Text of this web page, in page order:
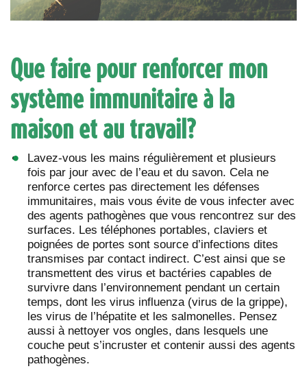
Que faire pour renforcer mon
système immunitaire à la
maison et au travail?
Lavez-vous les mains régulièrement et plusieurs
fois par jour avec de l’eau et du savon. Cela ne
renforce certes pas directement les défenses
immunitaires, mais vous évite de vous infecter avec
des agents pathogènes que vous rencontrez sur des
surfaces. Les téléphones portables, claviers et
poignées de portes sont source d’infections dites
transmises par contact indirect. C’est ainsi que se
transmettent des virus et bactéries capables de
survivre dans l’environnement pendant un certain
temps, dont les virus influenza (virus de la grippe),
les virus de l’hépatite et les salmonelles. Pensez
aussi à nettoyer vos ongles, dans lesquels une
couche peut s’incruster et contenir aussi des agents
pathogènes.